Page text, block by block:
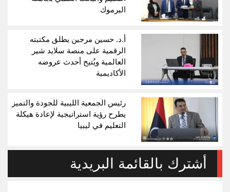
اليرموك
أ.د. حسين مرجين يطلق مكتبته
الرقمية على منصة سلايد شير
العالمية ويُتيح أحدث عروضه
الأكاديمية
رئيس الجمعية الليبية للجودة والتميز
يطرح رؤية استراتيجية لإعادة هيكلة
التعليم في ليبيا
أشترك بالقائمة البريدية